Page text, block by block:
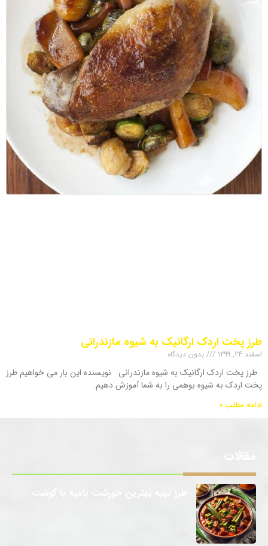
طرز پخت اردک ارگانیک به شیوه مازندرانی
اسفند 24, 1399 بدون دیدگاه
طرز پخت اردک ارگانیک به شیوه مازندرانی نویسنده این بار می خواهیم طرز
پخت اردک به شیوه بوهمی را به شما آموزش دهیم.
ادامه مطلب »